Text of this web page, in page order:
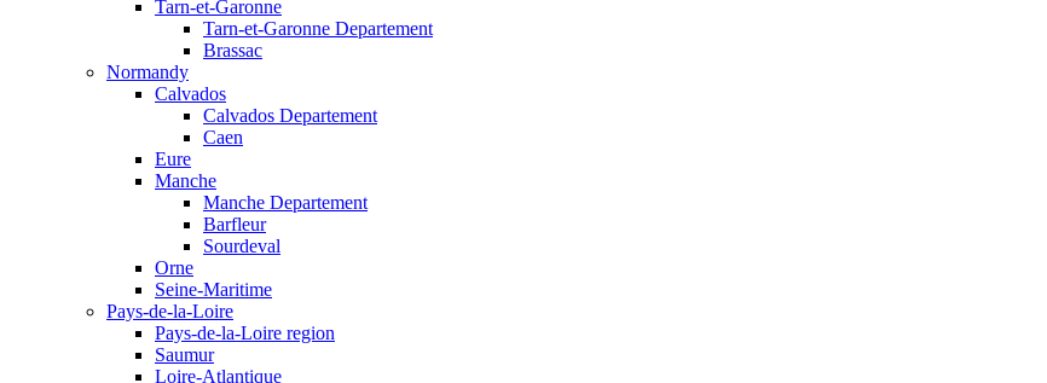
Tarn-et-Garonne
Tarn-et-Garonne Departement
Brassac
Normandy
Calvados
Calvados Departement
Caen
Eure
Manche
Manche Departement
Barfleur
Sourdeval
Orne
Seine-Maritime
Pays-de-la-Loire
Pays-de-la-Loire region
Saumur
Loire-Atlantique